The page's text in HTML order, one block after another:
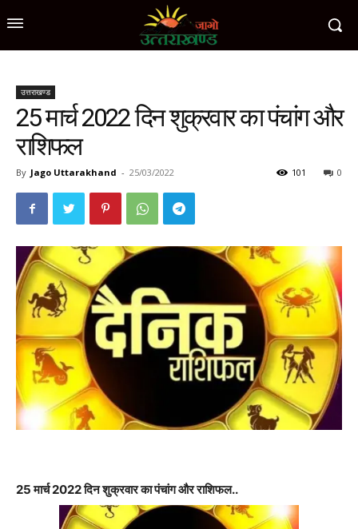
उत्तराखण्ड
25 मार्च 2022 दिन शुक्रवार का पंचांग और
राशिफल
By Jago Uttarakhand - 25/03/2022 0
101
25 मार्च 2022 दिन शुक्रवार का पंचांग और राशिफल..